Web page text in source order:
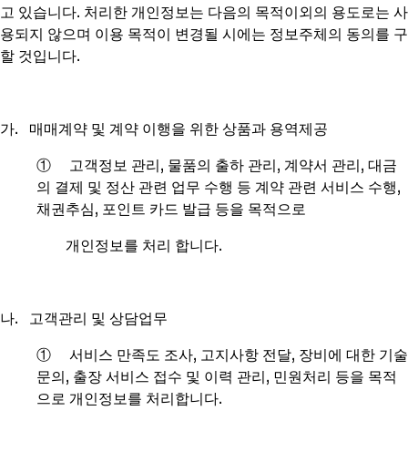
고 있습니다. 처리한 개인정보는 다음의 목적이외의 용도로는 사
용되지 않으며 이용 목적이 변경될 시에는 정보주체의 동의를 구
할 것입니다.
가. 매매계약 및 계약 이행을 위한 상품과 용역제공
① 고객정보 관리, 물품의 출하 관리, 계약서 관리, 대금
의 결제 및 정산 관련 업무 수행 등 계약 관련 서비스 수행,
채권추심, 포인트 카드 발급 등을 목적으로
개인정보를 처리 합니다.
나. 고객관리 및 상담업무
① 서비스 만족도 조사, 고지사항 전달, 장비에 대한 기술
문의, 출장 서비스 접수 및 이력 관리, 민원처리 등을 목적
으로 개인정보를 처리합니다.